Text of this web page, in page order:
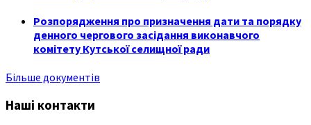
Розпорядження про призначення дати та порядку
денного чергового засідання виконавчого
комітету Кутської селищної ради
Більше документів
Наші контакти